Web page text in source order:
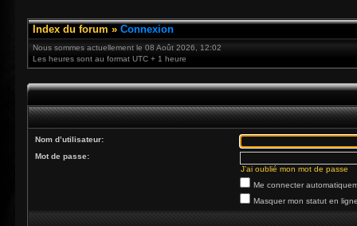
Index du forum » Connexion
Nous sommes actuellement le 08 Août 2026, 12:02
Les heures sont au format UTC + 1 heure
Nom d’utilisateur:
Mot de passe:
J’ai oublié mon mot de passe
Me connecter
Masquer mon statut en